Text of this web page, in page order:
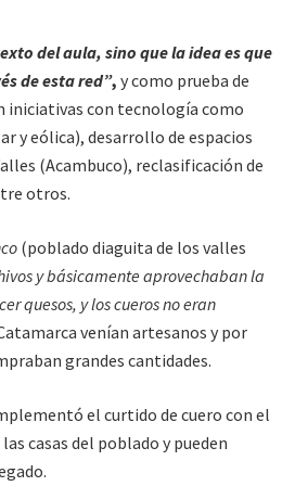
del aula, sino que la idea es que
de esta red”, y como prueba de
iniciativas con tecnología como
y eólica), desarrollo de espacios
(Acambuco), reclasificación de
otros.
(poblado diaguita de los valles
y básicamente aprovechaban la
quesos, y los cueros no eran
venían artesanos y por
grandes cantidades.
el curtido de cuero con el
casas del poblado y pueden